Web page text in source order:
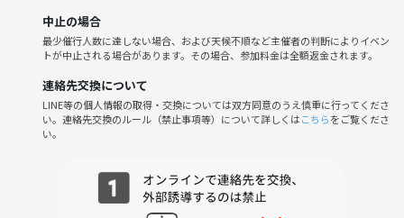
◼️場所
川崎教育文化会館2F 第1会議室
◼️住所
〒210-0011 神奈川県川崎市川崎区富士見２丁目１−３
◼️持ち物
・持っていたらやりたいボードゲーム
中止の場合
最少催行人数に達しない場合、および天候不順など主催者の判断によりイベン
トが中止される場合があります。その場合、参加料金は全額返金されます。
連絡先交換について
LINE等の個人情報の取得・交換については双方同意のうえ慎重に行ってくださ
い。連絡先交換のルール（禁止事項等）について詳しくはこちらをご覧くださ
い。